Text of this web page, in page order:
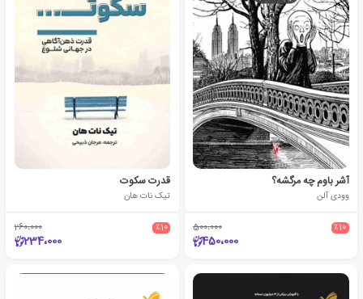
آشر باوم چه مرگشه؟
وودی آلن
٪10 500،000
450،000
قدرت سکوت
تیک نات هان
٪10 260،000
234،000